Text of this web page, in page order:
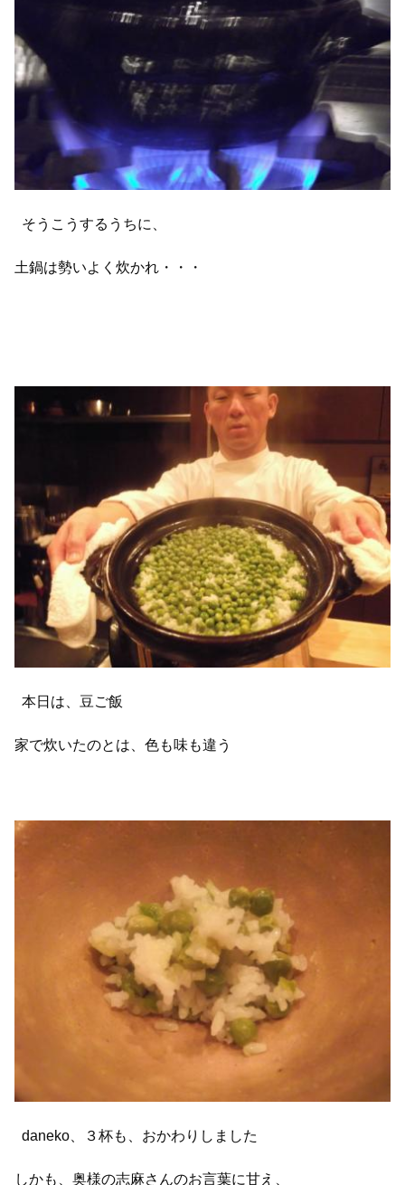
そうこうするうちに、
土鍋は勢いよく炊かれ・・・
本日は、豆ご飯
家で炊いたのとは、色も味も違う
daneko、３杯も、おかわりしました
しかも、奥様の志麻さんのお言葉に甘え、